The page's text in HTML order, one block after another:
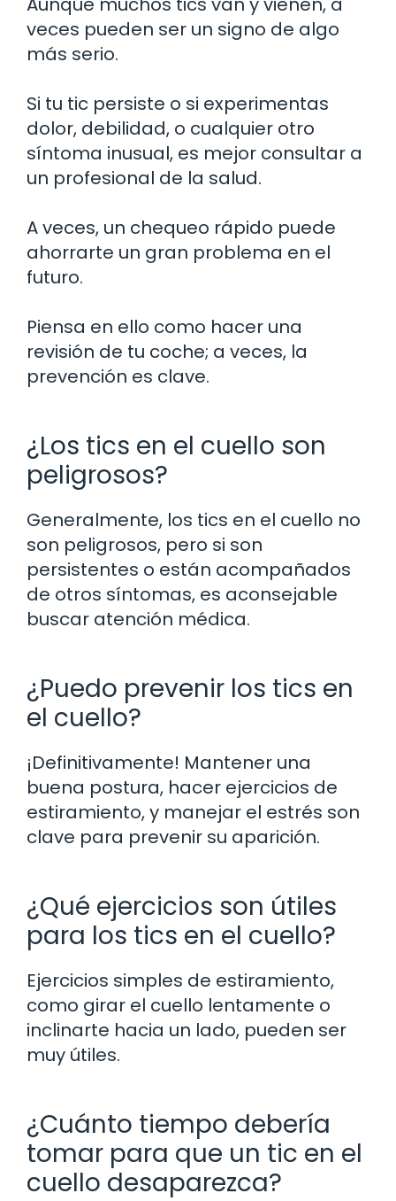
veces pueden ser un signo de algo
más serio.
Si tu tic persiste o si experimentas
dolor, debilidad, o cualquier otro
síntoma inusual, es mejor consultar a
un profesional de la salud.
A veces, un chequeo rápido puede
ahorrarte un gran problema en el
futuro.
Piensa en ello como hacer una
revisión de tu coche; a veces, la
prevención es clave.
¿Los tics en el cuello son
peligrosos?
Generalmente, los tics en el cuello no
son peligrosos, pero si son
persistentes o están acompañados
de otros síntomas, es aconsejable
buscar atención médica.
¿Puedo prevenir los tics en
el cuello?
¡Definitivamente! Mantener una
buena postura, hacer ejercicios de
estiramiento, y manejar el estrés son
clave para prevenir su aparición.
¿Qué ejercicios son útiles
para los tics en el cuello?
Ejercicios simples de estiramiento,
como girar el cuello lentamente o
inclinarte hacia un lado, pueden ser
muy útiles.
¿Cuánto tiempo debería
tomar para que un tic en el
cuello desaparezca?